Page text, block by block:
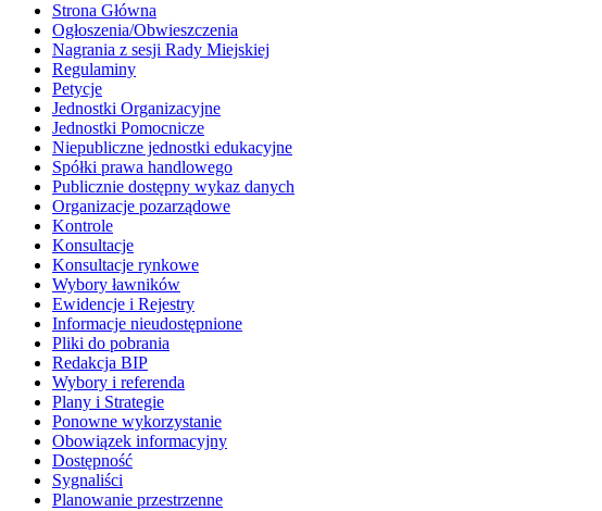
Strona Główna
Ogłoszenia/Obwieszczenia
Nagrania z sesji Rady Miejskiej
Regulaminy
Petycje
Jednostki Organizacyjne
Jednostki Pomocnicze
Niepubliczne jednostki edukacyjne
Spółki prawa handlowego
Publicznie dostępny wykaz danych
Organizacje pozarządowe
Kontrole
Konsultacje
Konsultacje rynkowe
Wybory ławników
Ewidencje i Rejestry
Informacje nieudostępnione
Pliki do pobrania
Redakcja BIP
Wybory i referenda
Plany i Strategie
Ponowne wykorzystanie
Obowiązek informacyjny
Dostępność
Sygnaliści
Planowanie przestrzenne